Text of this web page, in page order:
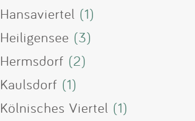
Hansaviertel (1)
Heiligensee (3)
Hermsdorf (2)
Kaulsdorf (1)
Kölnisches Viertel (1)